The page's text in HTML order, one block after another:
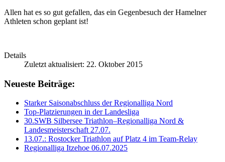
Allen hat es so gut gefallen, das ein Gegenbesuch der Hamelner
Athleten schon geplant ist!
Details
Zuletzt aktualisiert: 22. Oktober 2015
Neueste Beiträge:
Starker Saisonabschluss der Regionalliga Nord
Top-Platzierungen in der Landesliga
30.‍SWB‍ Silbersee‍ Triathlon‍–‍Regionalliga‍ Nord‍ &‍
Landesmeisterschaft 27.07.
13.07.: Rostocker Triathlon auf Platz 4 im Team-Relay
Regionalliga Itzehoe 06.07.2025